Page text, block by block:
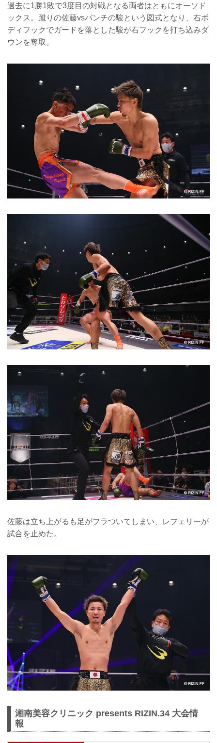
過去に1勝1敗で3度目の対戦となる両者はともにオーソド
ックス。蹴りの佐藤vsパンチの駿という図式となり、右ボ
ディフックでガードを落とした駿が右フックを打ち込みダ
ウンを奪取。
佐藤は立ち上がるも足がフラついてしまい、レフェリーが
試合を止めた。
湘南美容クリニック presents RIZIN.34 大会情
報